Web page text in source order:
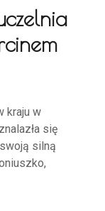
kraju w
się
silną